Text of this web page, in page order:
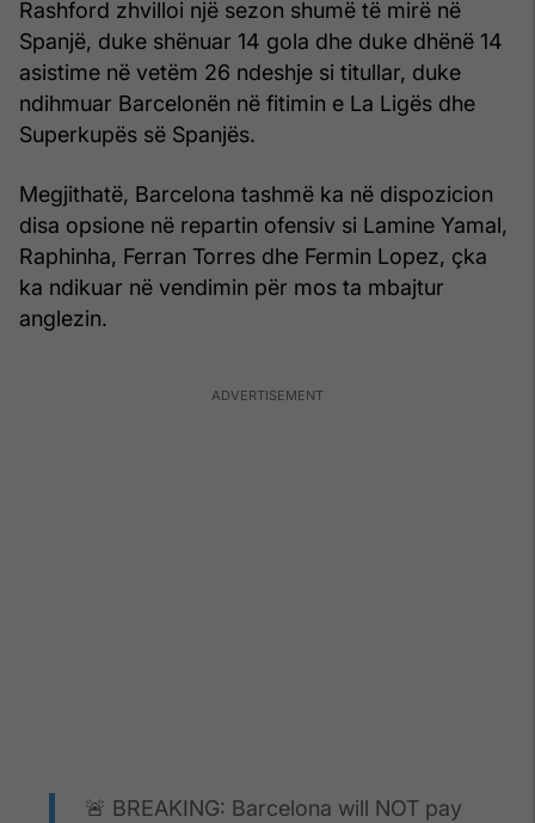
Rashford zhvilloi një sezon shumë të mirë në
Spanjë, duke shënuar 14 gola dhe duke dhënë 14
asistime në vetëm 26 ndeshje si titullar, duke
ndihmuar Barcelonën në fitimin e La Ligës dhe
Superkupës së Spanjës.
Megjithatë, Barcelona tashmë ka në dispozicion
disa opsione në repartin ofensiv si Lamine Yamal,
Raphinha, Ferran Torres dhe Fermin Lopez, çka
ka ndikuar në vendimin për mos ta mbajtur
anglezin.
🚨 BREAKING: Barcelona will NOT pay